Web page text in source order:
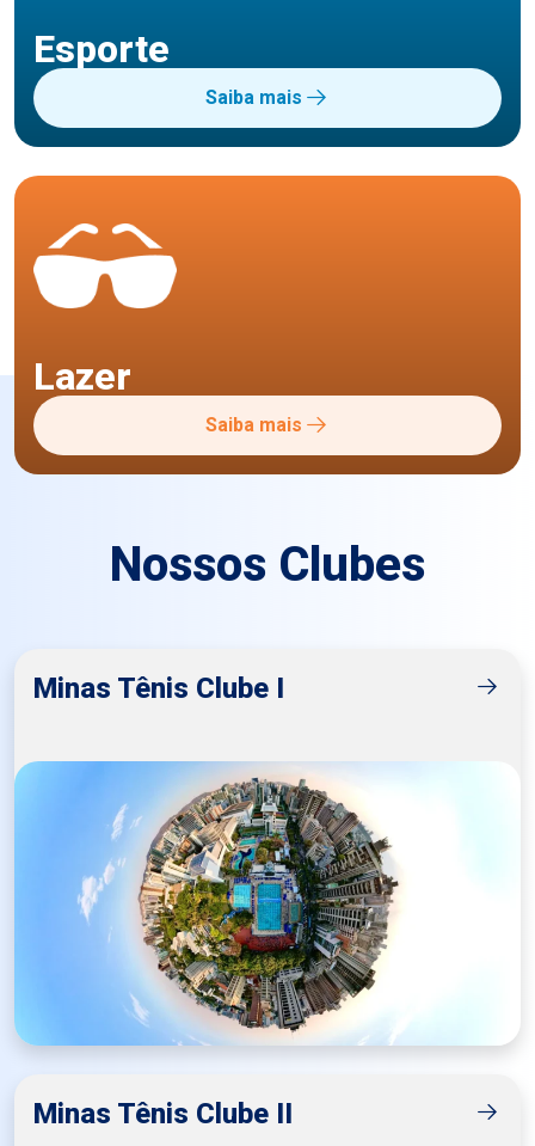
Esporte
Saiba mais
Lazer
Saiba mais
Nossos Clubes
Minas Tênis Clube I
Minas Tênis Clube II